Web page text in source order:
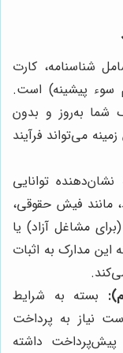
شناسنامه، کارت
سوء پیشینه) است.
شما به‌روز و بدون
می‌تواند فرآیند
توانایی
مانند فیش حقوقی،
مشاغل آزاد) یا
مدارک به اثبات
بسته به شرایط
نیاز به پرداخت
داشته